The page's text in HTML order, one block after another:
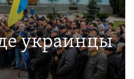
украинцы